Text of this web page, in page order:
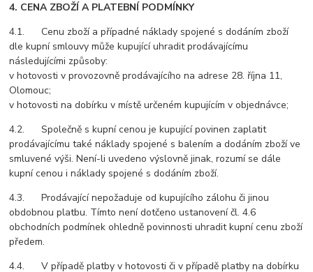
4. CENA ZBOŽÍ A PLATEBNÍ PODMÍNKY
4.1. Cenu zboží a případné náklady spojené s dodáním zboží
dle kupní smlouvy může kupující uhradit prodávajícímu
následujícími způsoby:
v hotovosti v provozovně prodávajícího na adrese 28. října 11,
Olomouc;
v hotovosti na dobírku v místě určeném kupujícím v objednávce;
4.2. Společně s kupní cenou je kupující povinen zaplatit
prodávajícímu také náklady spojené s balením a dodáním zboží ve
smluvené výši. Není-li uvedeno výslovně jinak, rozumí se dále
kupní cenou i náklady spojené s dodáním zboží.
4.3. Prodávající nepožaduje od kupujícího zálohu či jinou
obdobnou platbu. Tímto není dotčeno ustanovení čl. 4.6
obchodních podmínek ohledně povinnosti uhradit kupní cenu zboží
předem.
4.4. V případě platby v hotovosti či v případě platby na dobírku